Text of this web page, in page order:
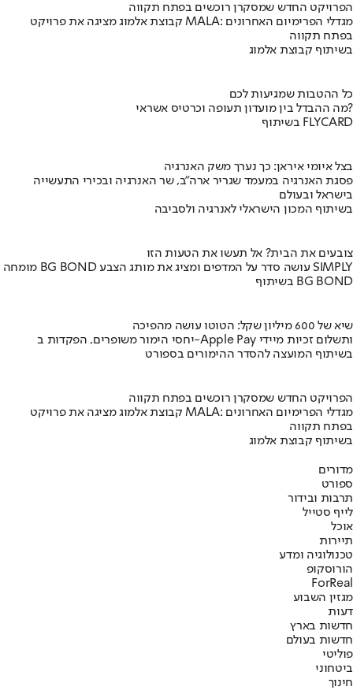
הפרויקט החדש שמסקרן רוכשים בפתח תקווה
קבוצת אלמוג מציגה את פרויקט MALA: מגדלי הפרימיום האחרונים
בפתח תקווה
בשיתוף קבוצת אלמוג
כל ההטבות שמגיעות לכם
מה ההבדל בין מועדון תעופה וכרטיס אשראי?
בשיתוף FLYCARD
בצל איומי איראן: כך נערך משק האנרגיה
פסגת האנרגיה במעמד שגריר ארה"ב, שר האנרגיה ובכירי התעשייה
בישראל ובעולם
בשיתוף המכון הישראלי לאנרגיה ולסביבה
צובעים את הבית? אל תעשו את הטעות הזו
מומחה BG BOND עושה סדר על המדפים ומציג את מותג הצבע SIMPLY
בשיתוף BG BOND
שיא של 600 מיליון שקל: הטוטו עושה מהפיכה
יחסי הימור משופרים, הפקדות ב-Apple Pay ותשלום זכיות מיידי
בשיתוף המועצה להסדר ההימורים בספורט
הפרויקט החדש שמסקרן רוכשים בפתח תקווה
קבוצת אלמוג מציגה את פרויקט MALA: מגדלי הפרימיום האחרונים
בפתח תקווה
בשיתוף קבוצת אלמוג
מדורים
ספורט
תרבות ובידור
לייף סטייל
אוכל
תיירות
טכנולוגיה ומדע
הורוסקופ
ForReal
מגזין השבוע
דעות
חדשות בארץ
חדשות בעולם
פוליטי
ביטחוני
חינוך